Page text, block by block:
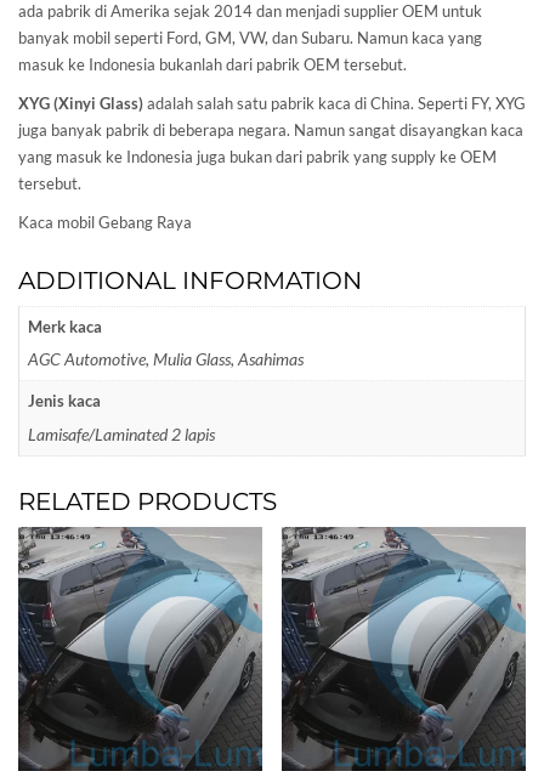
ada pabrik di Amerika sejak 2014 dan menjadi supplier OEM untuk
banyak mobil seperti Ford, GM, VW, dan Subaru. Namun kaca yang
masuk ke Indonesia bukanlah dari pabrik OEM tersebut.
XYG (Xinyi Glass)adalah salah satu pabrik kaca di China. Seperti FY, XYG
juga banyak pabrik di beberapa negara. Namun sangat disayangkan kaca
yang masuk ke Indonesia juga bukan dari pabrik yang supply ke OEM
tersebut.
Kaca mobil Gebang Raya
ADDITIONAL INFORMATION
Merk kaca
AGC Automotive, Mulia Glass, Asahimas
Jenis kaca
Lamisafe/Laminated 2 lapis
RELATED PRODUCTS